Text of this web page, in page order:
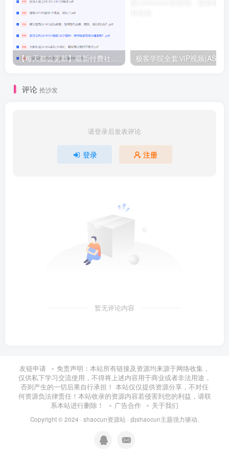
【每天都会更新】最新付费社群公众号文章 极客学院全套ⅥP视频(AS版)
评论 抢沙发
请登录后发表评论
登录 注册
暂无评论内容
友链申请
免责声明：本站所有链接及资源均来源于网络收集，
仅供私下学习交流使用，不得将上述内容用于商业或者非法用途，
否则产生的一切后果自行承担！ 本站仅仅提供资源分享，不对任
何资源负法律责任！本站收录的资源内容若侵害到您的利益，请联
系本站进行删除！
广告合作 关于我们
Copyright © 2024 · shaocun资源站 · 由shaocun主题强力驱动.